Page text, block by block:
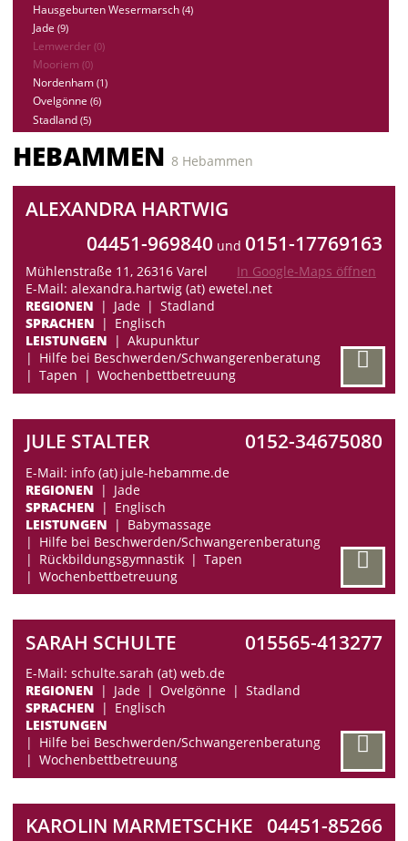
Hausgeburten Wesermarsch (4)
Jade (9)
Lemwerder (0)
Mooriem (0)
Nordenham (1)
Ovelgönne (6)
Stadland (5)
HEBAMMEN 8 Hebammen
ALEXANDRA HARTWIG
04451-969840 und 0151-17769163
Mühlenstraße 11, 26316 Varel
In Google-Maps öffnen
E-Mail: alexandra.hartwig (at) ewetel.net
REGIONEN
Jade
Stadland
SPRACHEN
Englisch
LEISTUNGEN
Akupunktur
Hilfe bei Beschwerden/Schwangerenberatung
Tapen
Wochenbettbetreuung
JULE STALTER 0152-34675080
E-Mail: info (at) jule-hebamme.de
REGIONEN
Jade
SPRACHEN
Englisch
LEISTUNGEN
Babymassage
Hilfe bei Beschwerden/Schwangerenberatung
Rückbildungsgymnastik
Tapen
Wochenbettbetreuung
SARAH SCHULTE 015565-413277
E-Mail: schulte.sarah (at) web.de
REGIONEN
Jade Ovelgönne
Stadland
SPRACHEN
Englisch
LEISTUNGEN
Hilfe bei Beschwerden/Schwangerenberatung
Wochenbettbetreuung
KAROLIN MARMETSCHKE 04451-85266